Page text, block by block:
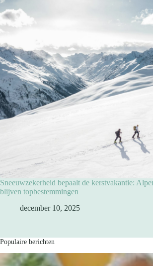
Sneeuwzekerheid bepaalt de kerstvakantie:
blijven topbestemmingen
december 10, 2025
Populaire berichten